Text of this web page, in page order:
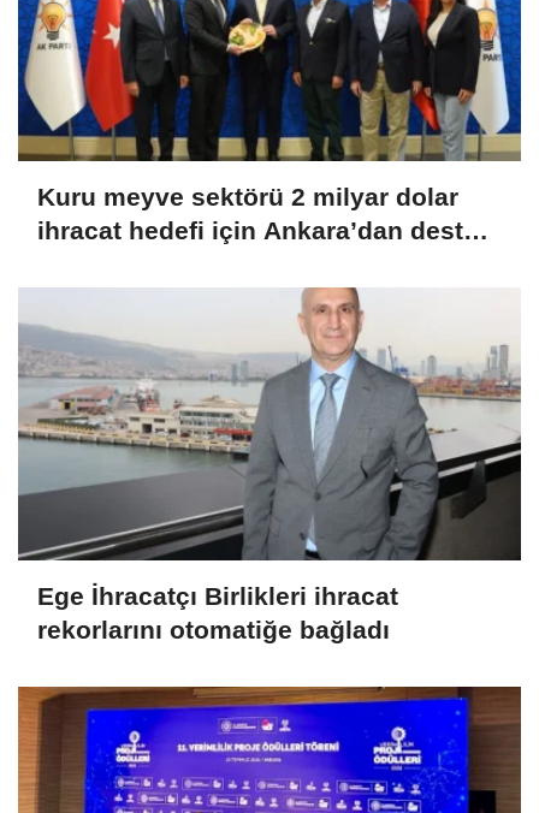
Kuru meyve sektörü 2 milyar dolar
ihracat hedefi için Ankara’dan destek
Ege İhracatçı Birlikleri ihracat
rekorlarını otomatiğe bağladı